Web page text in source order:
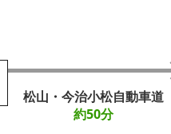
松山・今治小松自動車道
約50分